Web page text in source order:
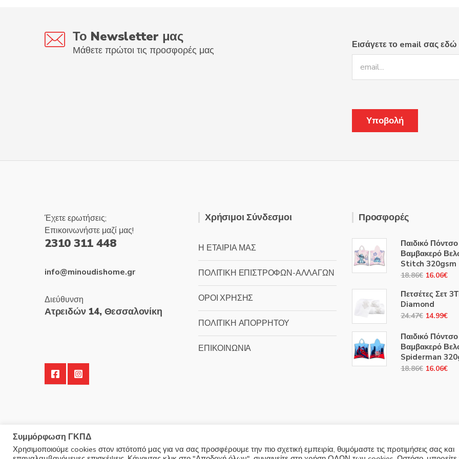
μπορούν
να
Το Newsletter μας
Μάθετε πρώτοι τις προσφορές μας Εισάγετε το email σας εδώ
Έχετε ερωτήσεις;
Επικοινωνήστε μαζί μας!
2310 311 448
info@minoudishome.gr
Διεύθυνση
Ατρειδών 14, Θεσσαλονίκη
Χρήσιμοι Σύνδεσμοι
Η ΕΤΑΙΡΙΑ ΜΑΣ
ΠΟΛΙΤΙΚΗ ΕΠΙΣΤΡΟΦΩΝ-ΑΛΛΑΓΩΝ
ΟΡΟΙ ΧΡΗΣΗΣ
ΠΟΛΙΤΙΚΗ ΑΠΟΡΡΗΤΟΥ
ΕΠΙΚΟΙΝΩΝΙΑ
Προσφορές
Παιδικό Πόντσο
Βαμβακερό
Stitch 320gsm
18.86€ Original
was:
18.86€.
16.06€Η
είναι:
Πετσέτες Σετ
Diamond
24.47€ Original
was:
24.47€.
14.99€Η
τιμή
Παιδικό Πόντσο
Βαμβακερό
Spiderman
18.86€ Original
16.06€Η
Συμμόρφωση ΓΚΠΔ
Χρησιμοποιούμε cookies στον ιστότοπό μας για να σας προσφέρουμε την πιο σχετική εμπειρία, θυμόμαστε τις προτιμήσεις σας και